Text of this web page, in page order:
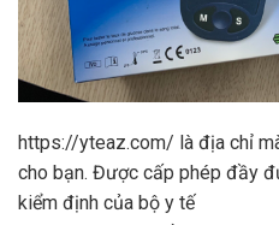
https://yteaz.com/ là địa chỉ
cho bạn. Được cấp phép đầy
kiểm định của bộ y tế